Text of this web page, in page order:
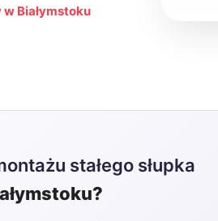
Białymstoku
stałego słupka